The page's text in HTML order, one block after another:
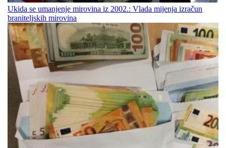
Ukida se umanjenje mirovina iz 2002.: Vlada mijenja izračun
braniteljskih mirovina